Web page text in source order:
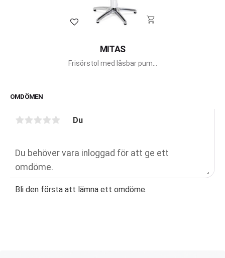
OMDÖMEN
Du
Bli den första att lämna ett omdöme.
Lägg till i favoriter
MITAS
Frisörstol med låsbar pump